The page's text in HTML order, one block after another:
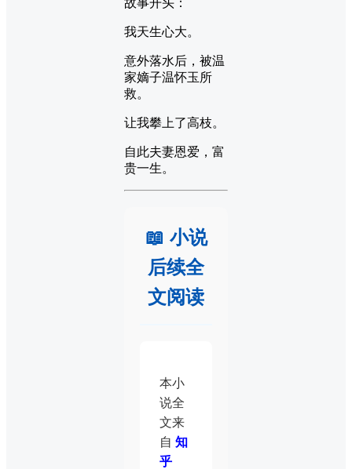
我天生心大。
意外落水后，被温
家嫡子温怀玉所
救。
让我攀上了高枝。
自此夫妻恩爱，富
贵一生。
📖 小说
后续全
文阅读
本小
说全
文来
自 知
乎